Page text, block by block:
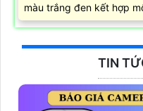
màu trắng đen kết hợp
TIN